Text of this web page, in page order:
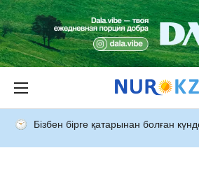
Бізбен бірге қатарынан болған